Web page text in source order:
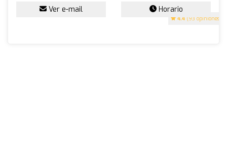
4.4 (93 opiniones)
Ver e-mail Horario